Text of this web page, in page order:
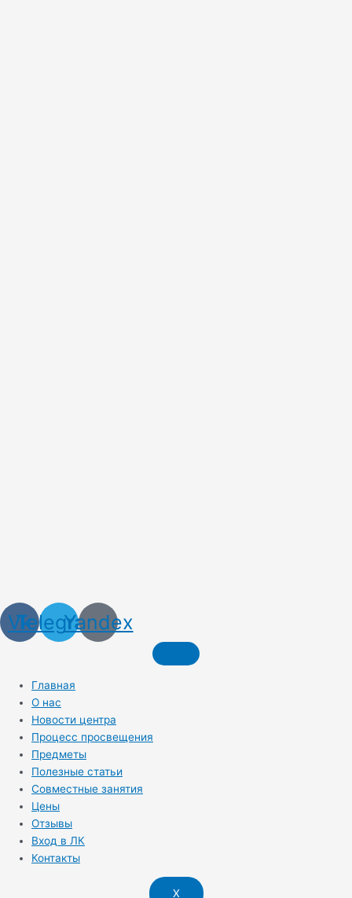
Vk
Telegram
Yandex
Главная
О нас
Новости центра
Процесс просвещения
Предметы
Полезные статьи
Совместные занятия
Цены
Отзывы
Вход в ЛК
Контакты
X